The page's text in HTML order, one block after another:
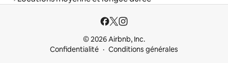
© 2026 Airbnb, Inc.
Confidentialité
Conditions générales